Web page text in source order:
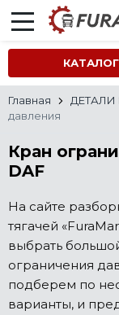
КАТАЛОГ
Главная ДЕТАЛИ
давления
Кран
DAF
На сайте
тягачей
выбрать
ограничения
подберем по
варианты, и